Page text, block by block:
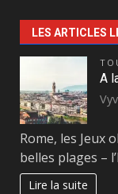
LES ARTICLES
A
Rome, les Jeux
belles plages –
Lire la suite